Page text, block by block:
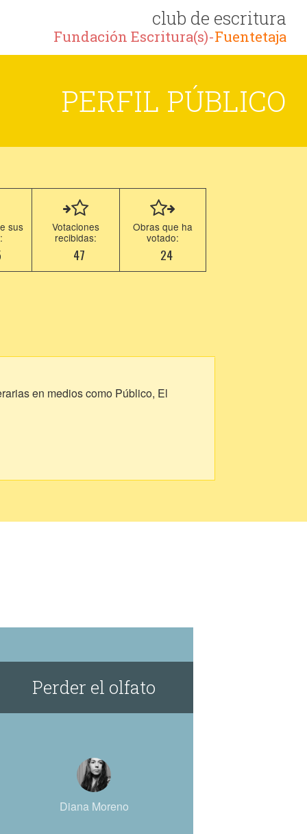
club de escritura
Fundación Escritura(s)-Fuentetaja
PERFIL PÚBLICO
sus
Votaciones
recibidas:
47
Obras que ha
votado:
24
en medios como Público, El
Perder el olfato
Diana Moreno